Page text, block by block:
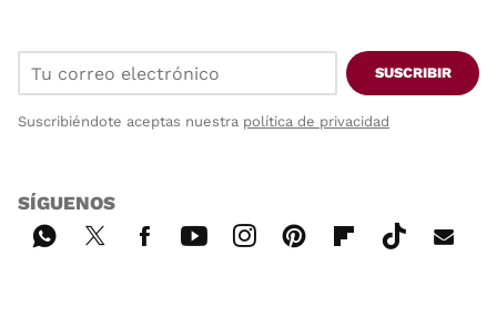
SUSCRIBIR
Suscribiéndote aceptas nuestra política de privacidad
SÍGUENOS